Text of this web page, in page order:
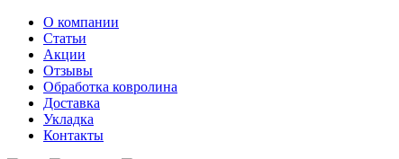
О компании
Статьи
Акции
Отзывы
Обработка ковролина
Доставка
Укладка
Контакты